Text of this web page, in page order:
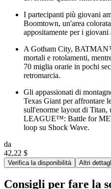
I partecipanti più giovani
Boomtown, un'area
appositamente per i
A Gotham City,
mortali e rotolamenti,
70 miglia orarie in pochi
retromarcia.
Gli appassionati di
Texas Giant per affrontare
sull'enorme layout di Titan,
LEAGUE™: Battle for
loop su Shock Wave.
da
42,22 $
Verifica la disponibilità Altri
Consigli per fare la